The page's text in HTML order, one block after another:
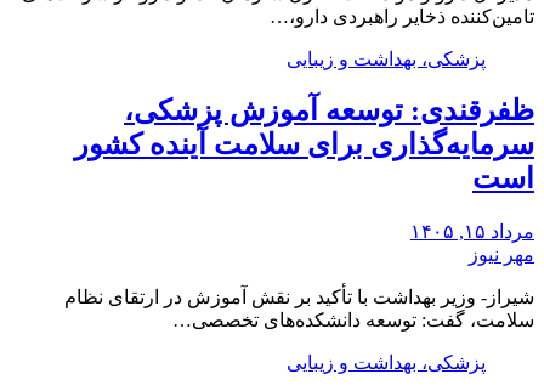
تامین‌کننده ذخایر راهبردی دارو،…
پزشکی، بهداشت و زیبایی
ظفرقندی: توسعه آموزش پزشکی،
سرمایه‌گذاری برای سلامت آینده کشور
است
مرداد ۱۵, ۱۴۰۵
مهر نیوز
شیراز- وزیر بهداشت با تأکید بر نقش آموزش در ارتقای نظام
سلامت، گفت: توسعه دانشکده‌های تخصصی…
پزشکی، بهداشت و زیبایی